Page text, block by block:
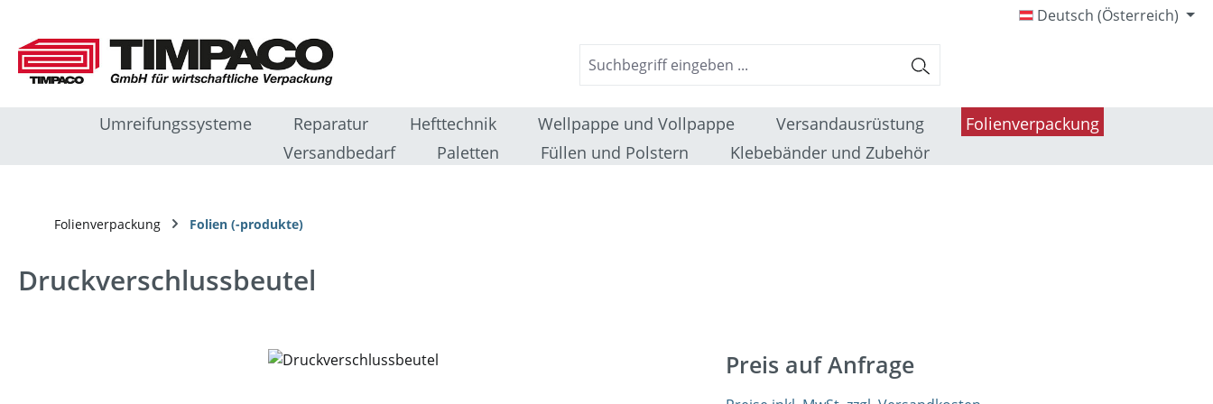
Deutsch (Österreich)
Umreifungssysteme Reparatur Hefttechnik Wellpappe und Vollpappe Versandausrüstung
Folienverpackung
Versandbedarf
Paletten Füllen und Polstern Klebebänder und Zubehör
Folienverpackung Folien (-produkte)
Druckverschlussbeutel
Preis auf Anfrage